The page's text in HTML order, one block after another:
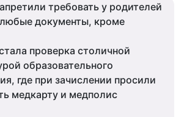
требовать у родителей
документы, кроме
проверка столичной
образовательного
где при зачислении просили
медкарту и медполис